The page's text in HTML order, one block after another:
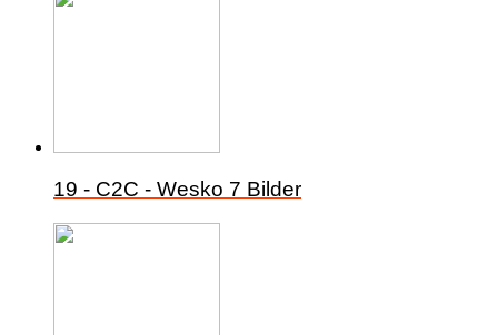
19 - C2C - Wesko 7 Bilder